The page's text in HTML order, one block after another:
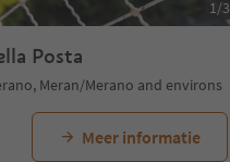
1/3
Posta
Meran/Merano and environs
Meer informatie